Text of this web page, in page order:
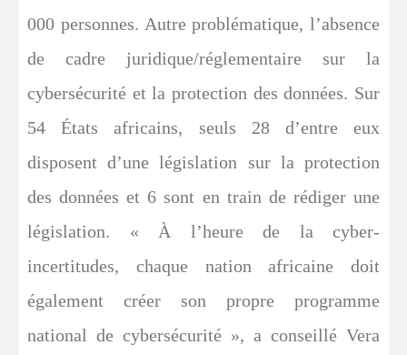
000 personnes. Autre problématique, l’absence
de cadre juridique/réglementaire sur la
cybersécurité et la protection des données. Sur
54 États africains, seuls 28 d’entre eux
disposent d’une législation sur la protection
des données et 6 sont en train de rédiger une
législation. « À l’heure de la cyber-
incertitudes, chaque nation africaine doit
également créer son propre programme
national de cybersécurité », a conseillé Vera